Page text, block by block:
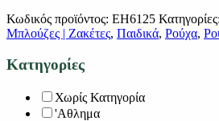
Κωδικός προϊόντος: EH6125 Κατηγορίες:
Μπλούζες | Ζακέτες, Παιδικά, Ρούχα,
Κατηγορίες
Χωρίς Κατηγορία
'Αθλημα